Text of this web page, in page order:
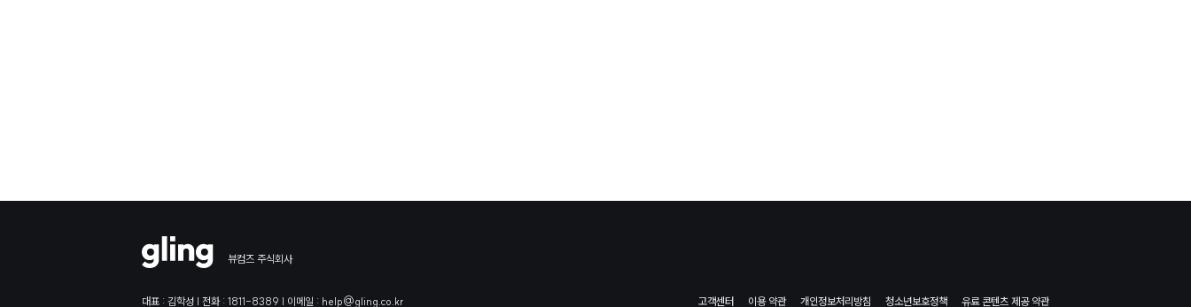
뷰컴즈 주식회사
대표 : 김학성 | 전화 : 1811-8389 | 이메일 : help@gling.co.kr 고객센터 이용 약관 개인정보처리방침 청소년보호정책 유료 콘텐츠 제공 약관